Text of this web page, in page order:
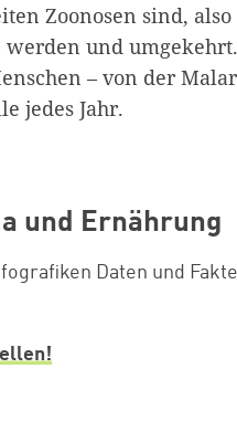
Zoonosen sind, also
und
– von der
jedes Jahr.
und Ernährung
Daten und